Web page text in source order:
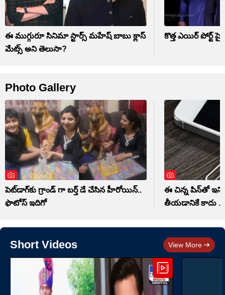
ఈ ముగ్గురూ సినిమా స్టార్స్ మహేష్ బాబు క్లాస్‌
మేట్స్ అని తెలుసా?
కొత్త ఎయిర్ పోర్ట్ పై
Photo Gallery
పెట్‌డాగ్‌కు గ్రాండ్ గా బర్త్ డే చేసిన హీరోయిన్..
ఫొటోస్ ఇదిగో
ఈ చిన్న పిన్‌తో
తీయడానికే కాదు ..
Short Videos View More